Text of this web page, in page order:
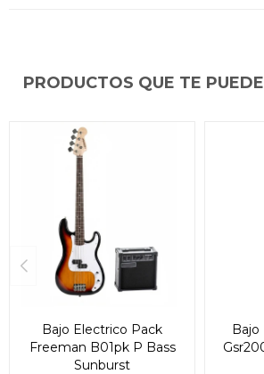
PRODUCTOS QUE TE
Bajo Electrico Pack
Freeman B01pk P Bass
Sunburst
Bajo